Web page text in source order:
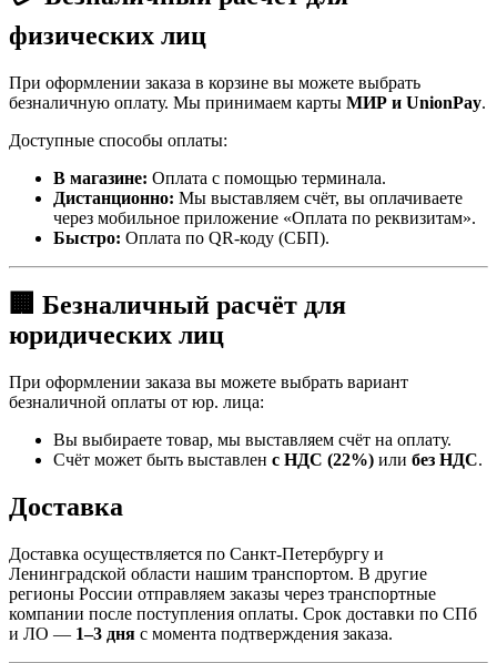
физических лиц
При оформлении заказа в корзине вы можете выбрать
безналичную оплату. Мы принимаем карты МИР и UnionPay.
Доступные способы оплаты:
В магазине: Оплата с помощью терминала.
Дистанционно: Мы выставляем счёт, вы оплачиваете
через мобильное приложение «Оплата по реквизитам».
Быстро: Оплата по QR-коду (СБП).
🏢 Безналичный расчёт для
юридических лиц
При оформлении заказа вы можете выбрать вариант
безналичной оплаты от юр. лица:
Вы выбираете товар, мы выставляем счёт на оплату.
Счёт может быть выставлен с НДС (22%) или без НДС.
Доставка
Доставка осуществляется по Санкт-Петербургу и
Ленинградской области нашим транспортом. В другие
регионы России отправляем заказы через транспортные
компании после поступления оплаты. Срок доставки по СПб
и ЛО — 1–3 дня с момента подтверждения заказа.